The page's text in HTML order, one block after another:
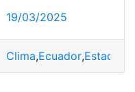
19/03/2025
Clima,Ecuador,